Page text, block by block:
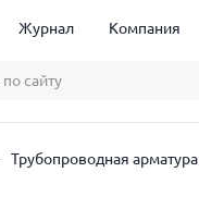
Журнал Компания
Трубопроводная арматура